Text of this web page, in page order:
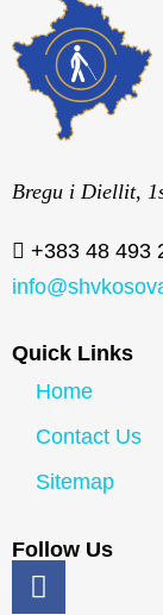
Bregu i Diellit,
+383 48 493
Quick Links
Home
Contact Us
Sitemap
Follow Us